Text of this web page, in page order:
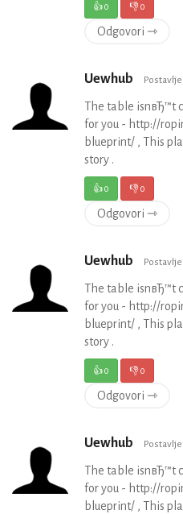
👍0 👎0
Odgovori ⇾
Uewhub
The table isnвЂ™t
for you - http://
blueprint/ , This
story .
👍0 👎0
Odgovori ⇾
Uewhub
The table isnвЂ™t
for you - http://
blueprint/ , This
story .
👍0 👎0
Odgovori ⇾
Uewhub
The table isnвЂ™t
for you - http://
blueprint/ , This